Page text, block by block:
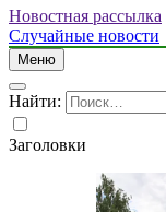
Новостная рассылка
Случайные новости
Меню
Найти:
Заголовки